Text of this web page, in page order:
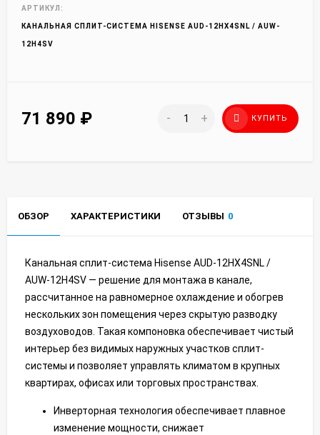
АРТИКУЛ:
КАНАЛЬНАЯ СПЛИТ-СИСТЕМА HISENSE AUD-12HX4SNL / AUW-
12H4SV
71 890 ₽ - + КУПИТЬ
ОБЗОР ХАРАКТЕРИСТИКИ ОТЗЫВЫ 0
Канальная сплит-система Hisense AUD-12HX4SNL /
AUW-12H4SV — решение для монтажа в канале,
рассчитанное на равномерное охлаждение и обогрев
нескольких зон помещения через скрытую разводку
воздуховодов. Такая компоновка обеспечивает чистый
интерьер без видимых наружных участков сплит-
системы и позволяет управлять климатом в крупных
квартирах, офисах или торговых пространствах.
Инверторная технология обеспечивает плавное
изменение мощности, снижает